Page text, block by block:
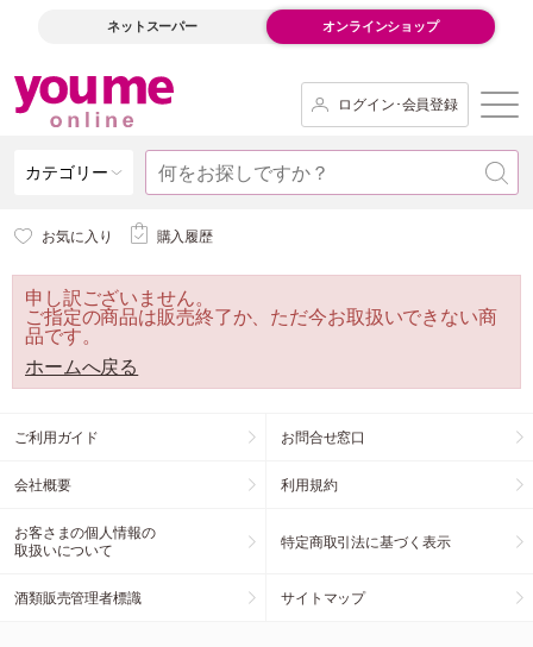
ネットスーパー オンラインショップ
ログイン･会員登録
カテゴリー
お気に入り 購入履歴
申し訳ございません。
ご指定の商品は販売終了か、ただ今お取扱いできない商
品です。
ホームへ戻る
ご利用ガイド お問合せ窓口
会社概要 利用規約
お客さまの個人情報の
取扱いについて
特定商取引法に基づく表示
酒類販売管理者標識 サイトマップ